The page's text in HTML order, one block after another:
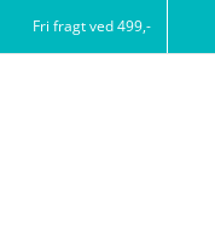
Fri fragt ved 499,-